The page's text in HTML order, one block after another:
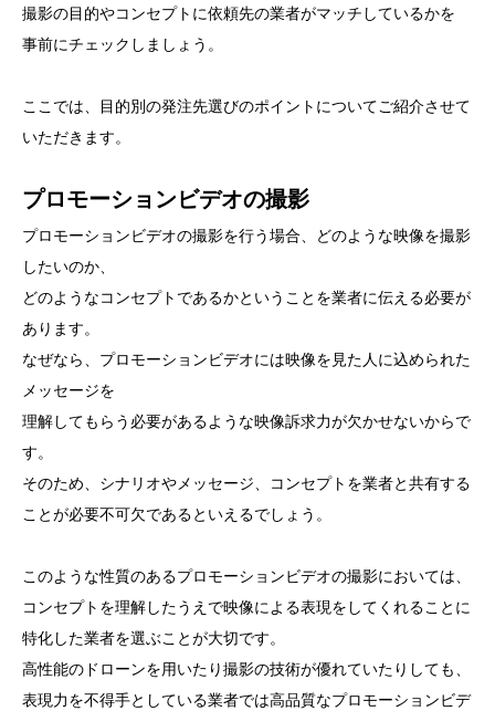
撮影の目的やコンセプトに依頼先の業者がマッチしているかを
事前にチェックしましょう。
ここでは、目的別の発注先選びのポイントについてご紹介させて
いただきます。
プロモーションビデオの撮影
プロモーションビデオの撮影を行う場合、どのような映像を撮影
したいのか、
どのようなコンセプトであるかということを業者に伝える必要が
あります。
なぜなら、プロモーションビデオには映像を見た人に込められた
メッセージを
理解してもらう必要があるような映像訴求力が欠かせないからで
す。
そのため、シナリオやメッセージ、コンセプトを業者と共有する
ことが必要不可欠であるといえるでしょう。
このような性質のあるプロモーションビデオの撮影においては、
コンセプトを理解したうえで映像による表現をしてくれることに
特化した業者を選ぶことが大切です。
高性能のドローンを用いたり撮影の技術が優れていたりしても、
表現力を不得手としている業者では高品質なプロモーションビデ